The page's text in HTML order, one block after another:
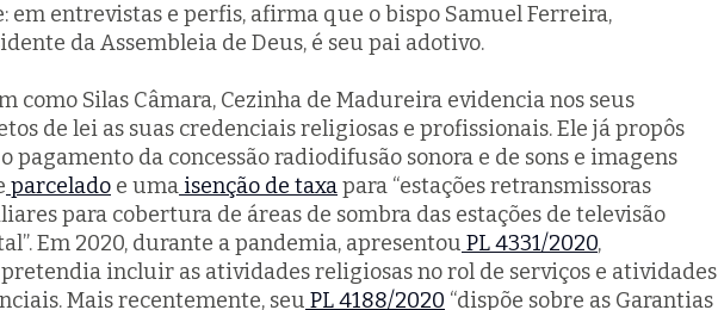
em entrevistas e perfis, afirma que o bispo Samuel Ferreira,
da Assembleia de Deus, é seu pai adotivo.
como Silas Câmara, Cezinha de Madureira evidencia nos seus
de lei as suas credenciais religiosas e profissionais. Ele já propôs
pagamento da concessão radiodifusão sonora e de sons e imagens
parcelado e uma isenção de taxapara “estações retransmissoras
para cobertura de áreas de sombra das estações de televisão
Em 2020, durante a pandemia, apresentou PL 4331/2020,
incluir as atividades religiosas no rol de serviços e atividades
Mais recentemente, seu PL 4188/2020 “dispõe sobre as Garantias